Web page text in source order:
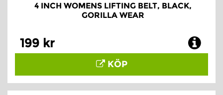
4 INCH WOMENS LIFTING BELT, BLACK,
GORILLA WEAR
199 kr
KÖP